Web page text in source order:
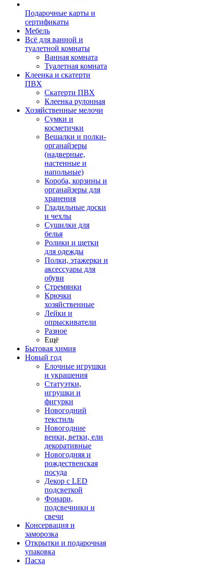
Подарочные карты и
сертификаты
Мебель
Всё для ванной и
туалетной комнаты
Ванная комната
Туалетная комната
Клеенка и скатерти
ПВХ
Скатерти ПВХ
Клеенка рулонная
Хозяйственные мелочи
Сумки и
косметички
Вешалки и полки-
органайзеры
(надверные,
настенные и
напольные)
Короба, корзины и
органайзеры для
хранения
Гладильные доски
и чехлы
Сушилки для
белья
Ролики и щетки
для одежды
Полки, этажерки и
аксессуары для
обуви
Стремянки
Крючки
хозяйственные
Лейки и
опрыскиватели
Разное
Ещё
Бытовая химия
Новый год
Елочные игрушки
и украшения
Статуэтки,
игрушки и
фигурки
Новогодний
текстиль
Новогодние
венки, ветки, ели
декоративные
Новогодняя и
рождественская
посуда
Декор с LED
подсветкой
Фонари,
подсвечники и
свечи
Консервация и
заморозка
Открытки и подарочная
упаковка
Пасха